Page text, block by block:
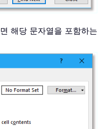
해당 문자열을 포함하는